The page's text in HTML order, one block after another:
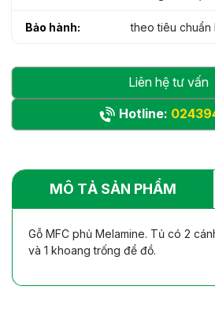
Bảo hành: theo tiêu chuẩn
Liên hệ tư vấn
Hotline:
MÔ TẢ SẢN PHẨM
Gỗ MFC phủ Melamine. Tủ có 2
và 1 khoang trống để đồ.